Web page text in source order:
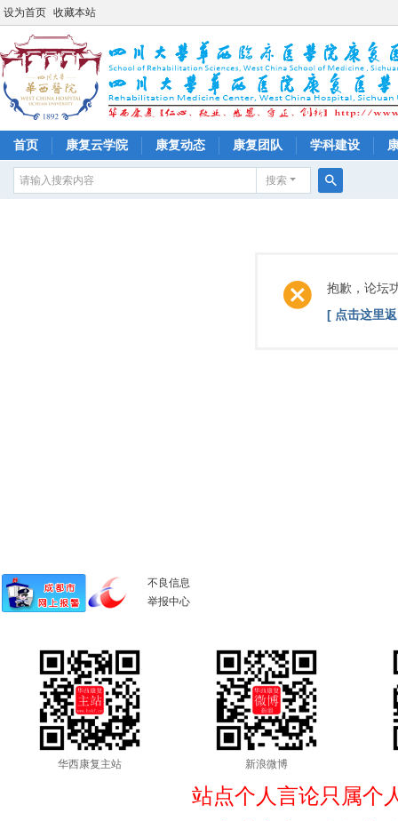
设为首页 收藏本站
首页 康复云学院 康复动态 康复团队 学科建设
搜索
抱歉，论坛
[ 点击这里
不良信息
举报中心
华西康复主站 新浪微博
站点个人言论只属个